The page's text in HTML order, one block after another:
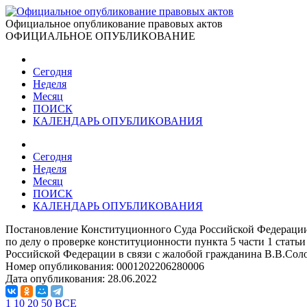
Официальное опубликование правовых актов
ОФИЦИАЛЬНОЕ ОПУБЛИКОВАНИЕ
Сегодня
Неделя
Месяц
ПОИСК
КАЛЕНДАРЬ ОПУБЛИКОВАНИЯ
Сегодня
Неделя
Месяц
ПОИСК
КАЛЕНДАРЬ ОПУБЛИКОВАНИЯ
Постановление Конституционного Суда Российской
по делу о проверке конституционности пункта 5 части 1
Российской Федерации в связи с жалобой гражданина
Номер опубликования: 0001202206280006
Дата опубликования: 28.06.2022
1 10 20 50 ВСЕ